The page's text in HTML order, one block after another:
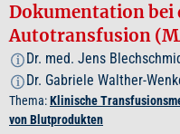
Dokumentation bei
Autotransfusion
i Dr. med. Jens
i Dr. Gabriele Walther-
Thema:Klinische
von Blutprodukten